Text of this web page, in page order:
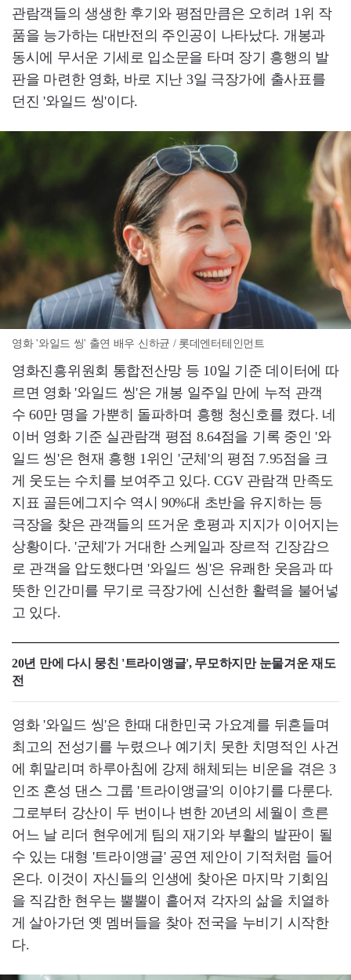
관람객들의 생생한 후기와 평점만큼은 오히려 1위 작
품을 능가하는 대반전의 주인공이 나타났다. 개봉과
동시에 무서운 기세로 입소문을 타며 장기 흥행의 발
판을 마련한 영화, 바로 지난 3일 극장가에 출사표를
던진 '와일드 씽'이다.
영화 '와일드 씽' 출연 배우 신하균 / 롯데엔터테인먼트
영화진흥위원회 통합전산망 등 10일 기준 데이터에 따
르면 영화 '와일드 씽'은 개봉 일주일 만에 누적 관객
수 60만 명을 가뿐히 돌파하며 흥행 청신호를 켰다. 네
이버 영화 기준 실관람객 평점 8.64점을 기록 중인 '와
일드 씽'은 현재 흥행 1위인 '군체'의 평점 7.95점을 크
게 웃도는 수치를 보여주고 있다. CGV 관람객 만족도
지표 골든에그지수 역시 90%대 초반을 유지하는 등
극장을 찾은 관객들의 뜨거운 호평과 지지가 이어지는
상황이다. '군체'가 거대한 스케일과 장르적 긴장감으
로 관객을 압도했다면 '와일드 씽'은 유쾌한 웃음과 따
뜻한 인간미를 무기로 극장가에 신선한 활력을 불어넣
고 있다.
20년 만에 다시 뭉친 '트라이앵글', 무모하지만 눈물겨운 재도
전
영화 '와일드 씽'은 한때 대한민국 가요계를 뒤흔들며
최고의 전성기를 누렸으나 예기치 못한 치명적인 사건
에 휘말리며 하루아침에 강제 해체되는 비운을 겪은 3
인조 혼성 댄스 그룹 '트라이앵글'의 이야기를 다룬다.
그로부터 강산이 두 번이나 변한 20년의 세월이 흐른
어느 날 리더 현우에게 팀의 재기와 부활의 발판이 될
수 있는 대형 '트라이앵글' 공연 제안이 기적처럼 들어
온다. 이것이 자신들의 인생에 찾아온 마지막 기회임
을 직감한 현우는 뿔뿔이 흩어져 각자의 삶을 치열하
게 살아가던 옛 멤버들을 찾아 전국을 누비기 시작한
다.